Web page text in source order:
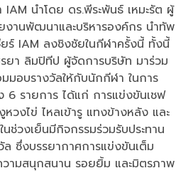
นำโดย ดร.พีระพันธ์ เหมะรัต ผู้
งานพัฒนาและบริหารองค์กร นำทัพ
ยร์ IAM ลงชิงชัยในกีฬาครั้งนี้ ทั้งนี้
ยา ลิมปิทีป ผู้จัดการบริษัท มาร่วม
มมอบรางวัลให้กับนักกีฬา ในการ
รายการ ได้แก่ การแข่งขันเชฟ
หวงไข่ ไหลเข้ารู แทงข้างหลัง และ
ช่วงเย็นมีกิจกรรมร่วมรับประทาน
ล ซึ่งบรรยากาศการแข่งขันเต็ม
ามสนุกสนาน รอยยิ้ม และมิตรภาพ